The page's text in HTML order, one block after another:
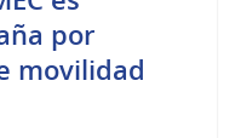
por
movilidad